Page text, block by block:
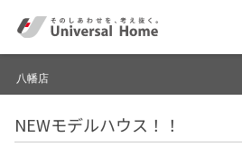
ユニバーサル ホームの特長
八幡店
ブログ
NEWモデルハウス！！